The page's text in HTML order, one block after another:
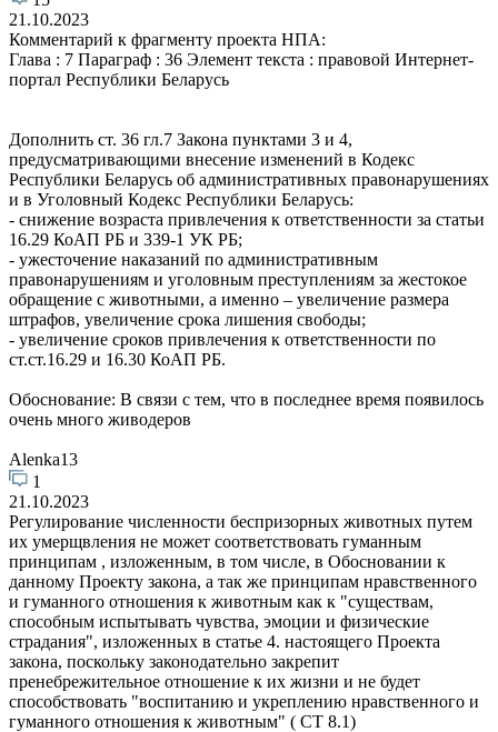
21.10.2023
Комментарий к фрагменту проекта НПА:
Глава : 7 Параграф : 36 Элемент текста : правовой Интернет-
портал Республики Беларусь
Дополнить ст. 36 гл.7 Закона пунктами 3 и 4,
предусматривающими внесение изменений в Кодекс
Республики Беларусь об административных правонарушениях
и в Уголовный Кодекс Республики Беларусь:
- снижение возраста привлечения к ответственности за статьи
16.29 КоАП РБ и 339-1 УК РБ;
- ужесточение наказаний по административным
правонарушениям и уголовным преступлениям за жестокое
обращение с животными, а именно – увеличение размера
штрафов, увеличение срока лишения свободы;
- увеличение сроков привлечения к ответственности по
ст.ст.16.29 и 16.30 КоАП РБ.
Обоснование: В связи с тем, что в последнее время появилось
очень много живодеров
Alenka13
1
21.10.2023
Регулирование численности беспризорных животных путем
их умерщвления не может соответствовать гуманным
принципам , изложенным, в том числе, в Обосновании к
данному Проекту закона, а так же принципам нравственного
и гуманного отношения к животным как к "существам,
способным испытывать чувства, эмоции и физические
страдания", изложенных в статье 4. настоящего Проекта
закона, поскольку законодательно закрепит
пренебрежительное отношение к их жизни и не будет
способствовать "воспитанию и укреплению нравственного и
гуманного отношения к животным" ( СТ 8.1)